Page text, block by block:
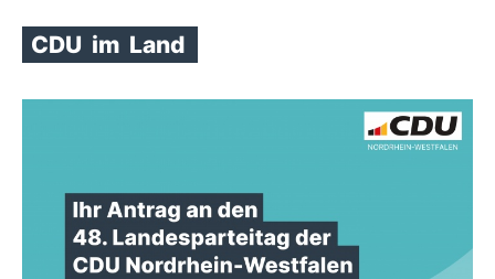
CDU im Land